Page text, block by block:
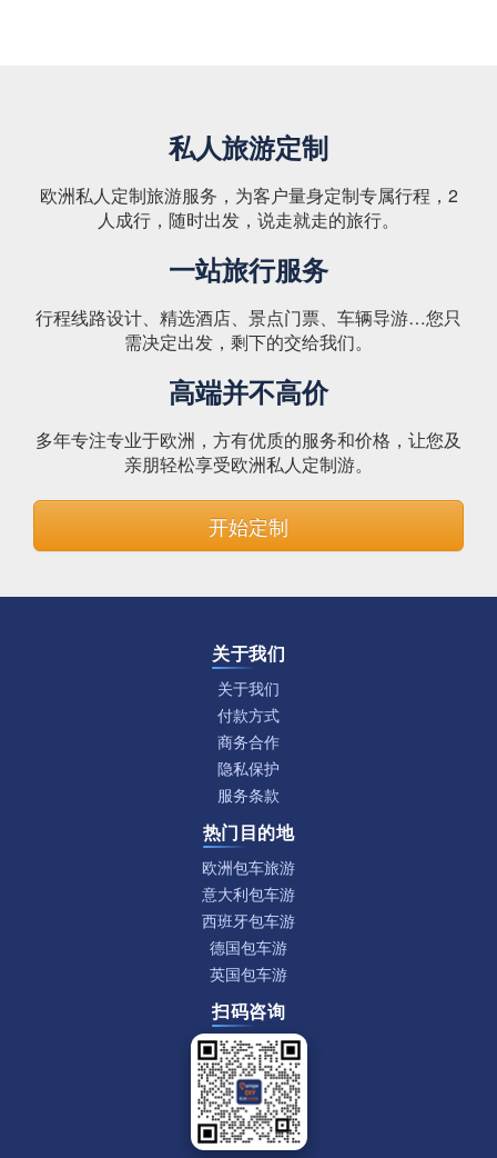
私人旅游定制
欧洲私人定制旅游服务，为客户量身定制专属行程，2
人成行，随时出发，说走就走的旅行。
一站旅行服务
行程线路设计、精选酒店、景点门票、车辆导游…您只
需决定出发，剩下的交给我们。
高端并不高价
多年专注专业于欧洲，方有优质的服务和价格，让您及
亲朋轻松享受欧洲私人定制游。
开始定制
关于我们
关于我们
付款方式
商务合作
隐私保护
服务条款
热门目的地
欧洲包车旅游
意大利包车游
西班牙包车游
德国包车游
英国包车游
扫码咨询